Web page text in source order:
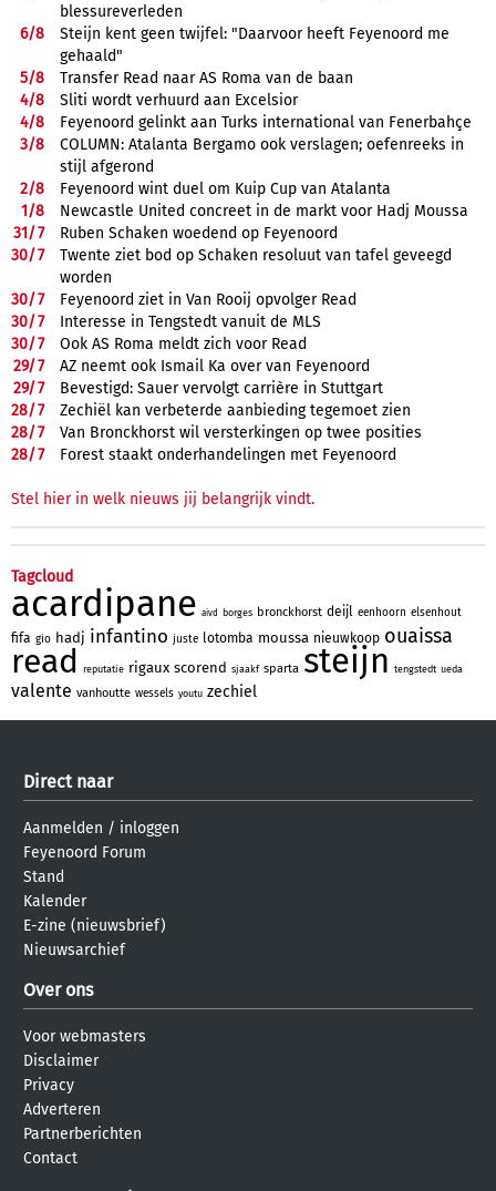
blessureverleden
6/8
Steijn kent geen twijfel: "Daarvoor heeft Feyenoord me
gehaald"
5/8
Transfer Read naar AS Roma van de baan
4/8
Sliti wordt verhuurd aan Excelsior
4/8
Feyenoord gelinkt aan Turks international van Fenerbahçe
3/8
COLUMN: Atalanta Bergamo ook verslagen; oefenreeks in
stijl afgerond
2/8
Feyenoord wint duel om Kuip Cup van Atalanta
1/8
Newcastle United concreet in de markt voor Hadj Moussa
31/7
Ruben Schaken woedend op Feyenoord
30/7
Twente ziet bod op Schaken resoluut van tafel geveegd
worden
30/7
Feyenoord ziet in Van Rooij opvolger Read
30/7
Interesse in Tengstedt vanuit de MLS
30/7
Ook AS Roma meldt zich voor Read
29/7
AZ neemt ook Ismail Ka over van Feyenoord
29/7
Bevestigd: Sauer vervolgt carrière in Stuttgart
28/7
Zechiël kan verbeterde aanbieding tegemoet zien
28/7
Van Bronckhorst wil versterkingen op twee posities
28/7 Forest staakt onderhandelingen met Feyenoord
Stel hier in welk nieuws jij belangrijk vindt.
Tagcloud
acardipane aivd borges bronckhorst deijl eenhoorn elsenhout
fifa gio hadj infantino juste lotomba moussa nieuwkoop ouaissa
read reputatie rigaux scorend sjaakf sparta steijn tengstedt ueda
valente vanhoutte wessels youtu zechiel
Direct naar
Aanmelden / inloggen
Feyenoord Forum
Stand
Kalender
E-zine (nieuwsbrief)
Nieuwsarchief
Over ons
Voor webmasters
Disclaimer
Privacy
Adverteren
Partnerberichten
Contact